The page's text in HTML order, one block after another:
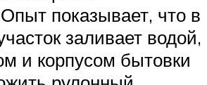
показывает, что в
заливает водой,
и корпусом бытовки